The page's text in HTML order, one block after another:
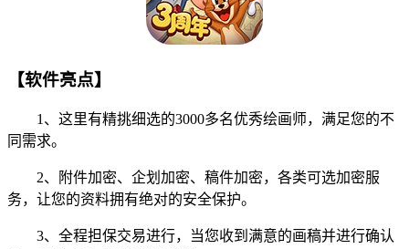
【软件亮点】
1、这里有精挑细选的3000多名优秀绘画师，满足您的不
同需求。
2、附件加密、企划加密、稿件加密，各类可选加密服
务，让您的资料拥有绝对的安全保护。
3、全程担保交易进行，当您收到满意的画稿并进行确认